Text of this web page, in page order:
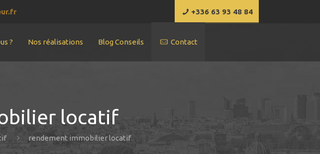
+336 63 93 48 84
? Nos réalisations Blog Conseils Contact
locatif
rendement immobilier locatif